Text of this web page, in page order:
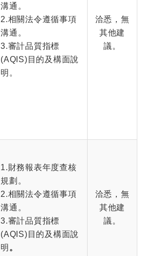
溝通。
2.相關法令遵循事項
溝通。
3.審計品質指標
(AQIS)目的及構面說
明。
洽悉，無
其他建
議。
1.財務報表年度查核
規劃。
2.相關法令遵循事項
溝通。
3.審計品質指標
(AQIS)目的及構面說
明 。
洽悉，無
其他建
議。